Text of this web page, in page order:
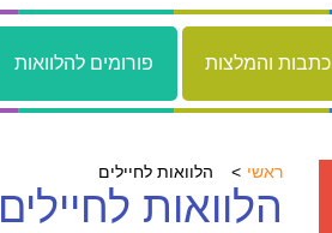
כתבות והמלצות פורומים להלוואות
ראשי הלוואות לחיילים
הלוואות לחיילים